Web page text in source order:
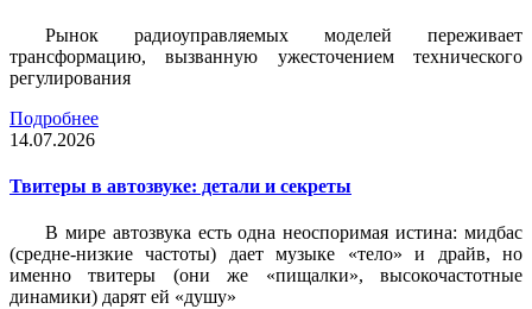
Рынок радиоуправляемых моделей переживает
трансформацию, вызванную ужесточением технического
регулирования
Подробнее
14.07.2026
Твитеры в автозвуке: детали и секреты
В мире автозвука есть одна неоспоримая истина: мидбас
(средне-низкие частоты) дает музыке «тело» и драйв, но
именно твитеры (они же «пищалки», высокочастотные
динамики) дарят ей «душу»